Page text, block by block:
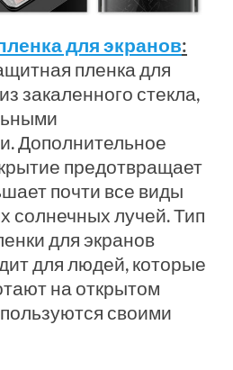
для экранов:
пленка для
закаленного стекла,
Дополнительное
предотвращает
почти все виды
солнечных лучей. Тип
для экранов
для людей, которые
на открытом
своими